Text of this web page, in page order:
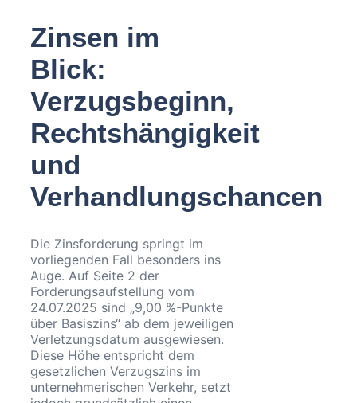
Zinsen im
Blick:
Verzugsbeginn,
Rechtshängigkeit
und
Verhandlungschancen
Die Zinsforderung springt im
vorliegenden Fall besonders ins
Auge. Auf Seite 2 der
Forderungsaufstellung vom
24.07.2025 sind „9,00 %-Punkte
über Basiszins“ ab dem jeweiligen
Verletzungsdatum ausgewiesen.
Diese Höhe entspricht dem
gesetzlichen Verzugszins im
unternehmerischen Verkehr, setzt